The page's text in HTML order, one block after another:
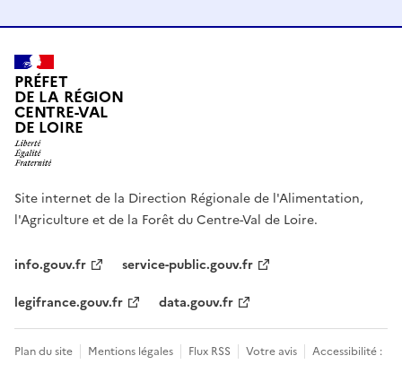
PRÉFET
DE LA RÉGION
CENTRE-VAL
DE LOIRE
Site internet de la Direction Régionale de l'Alimentation,
l'Agriculture et de la Forêt du Centre-Val de Loire.
info.gouv.fr
service-public.gouv.fr
legifrance.gouv.fr
data.gouv.fr
Plan du site Mentions légales Flux RSS Votre avis Accessibilité :